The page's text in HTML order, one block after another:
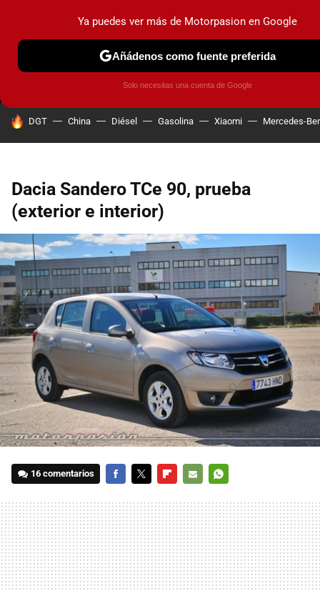
MENÚ NUEVO
COCHES ELÉCTRICOS OBSERVATORIO
HOY SE HABLA DE
DGT China Diésel Gasolina Xiaomi Mercedes-
Dacia Sandero TCe 90, prueba
(exterior e interior)
16 comentarios
MAIL
Ya puedes ver más de Motorpasion en Google
Añádenos como fuente preferida
Solo necesitas una cuenta de Google